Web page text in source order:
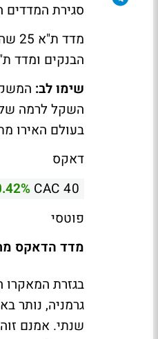
סגירת המדדים
הבנקים ומדד ת"א 75 נופל
שימו לב:
בעולם האירו מתחזק ב-0.3% מול
דאקס
CAC 40
פוטסי
מדד הדאקס מתחילת 2015,
בגזרת המאקרו